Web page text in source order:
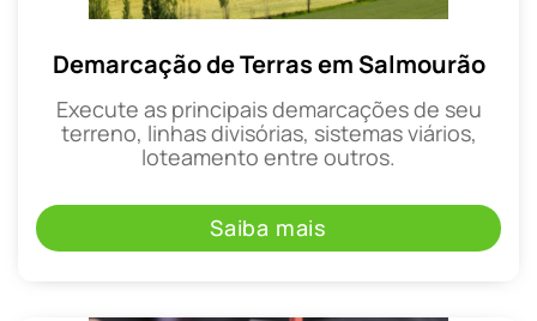
Demarcação de Terras em Salmourão
Execute as principais demarcações de seu
terreno, linhas divisórias, sistemas viários,
loteamento entre outros.
Saiba mais